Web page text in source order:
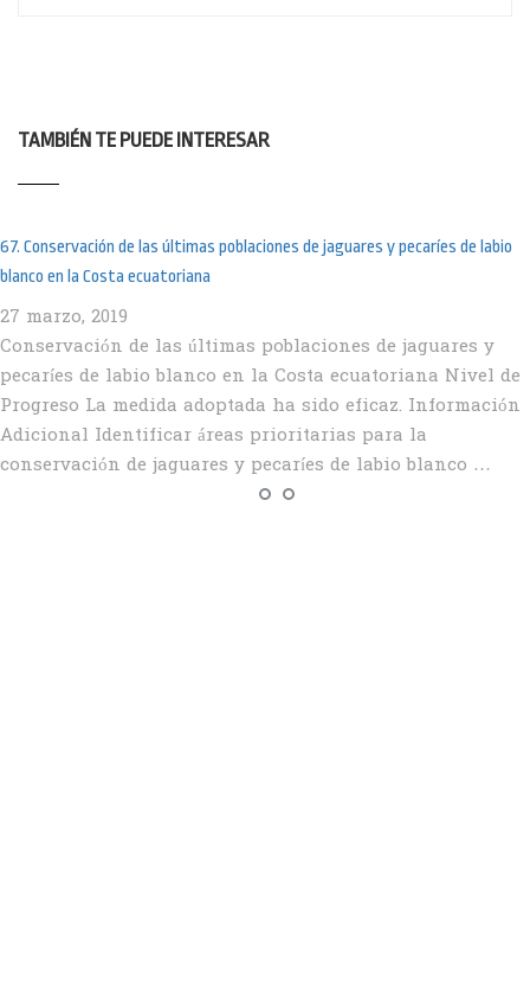
TAMBIÉN TE PUEDE INTERESAR
67. Conservación de las últimas poblaciones de jaguares y pecaríes de labio
blanco en la Costa ecuatoriana
27 marzo, 2019
Conservación de las últimas poblaciones de jaguares y
pecaríes de labio blanco en la Costa ecuatoriana Nivel de
Progreso La medida adoptada ha sido eficaz. Información
Adicional Identificar áreas prioritarias para la
conservación de jaguares y pecaríes de labio blanco …